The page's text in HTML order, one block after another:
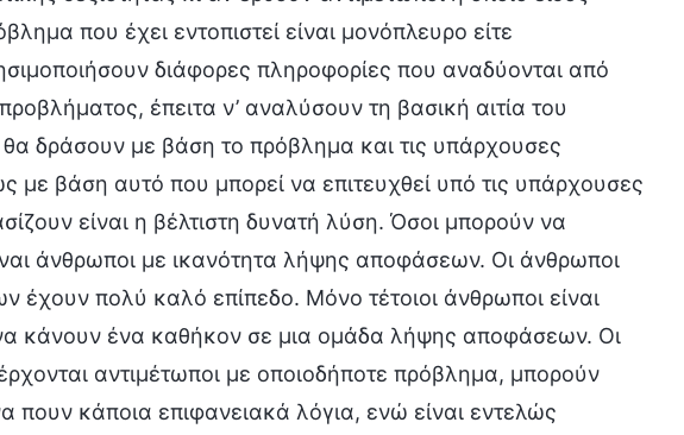
που έχει εντοπιστεί είναι μονόπλευρο είτε
διάφορες πληροφορίες που αναδύονται από
έπειτα ν’ αναλύσουν τη βασική αιτία του
δράσουν με βάση το πρόβλημα και τις υπάρχουσες
βάση αυτό που μπορεί να επιτευχθεί υπό τις υπάρχουσες
είναι η βέλτιστη δυνατή λύση. Όσοι μπορούν να
άνθρωποι με ικανότητα λήψης αποφάσεων. Οι άνθρωποι
πολύ καλό επίπεδο. Μόνο τέτοιοι άνθρωποι είναι
κάνουν ένα καθήκον σε μια ομάδα λήψης αποφάσεων. Οι
αντιμέτωποι με οποιοδήποτε πρόβλημα, μπορούν
πουν κάποια επιφανειακά λόγια, ενώ είναι εντελώς